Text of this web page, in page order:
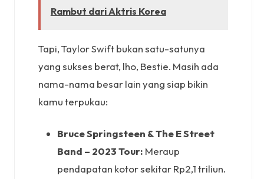
Rambut dari Aktris Korea
Tapi, Taylor Swift bukan satu-satunya
yang sukses berat, lho, Bestie. Masih ada
nama-nama besar lain yang siap bikin
kamu terpukau:
Bruce Springsteen & The E Street
Band – 2023 Tour: Meraup
pendapatan kotor sekitar Rp2,1 triliun.